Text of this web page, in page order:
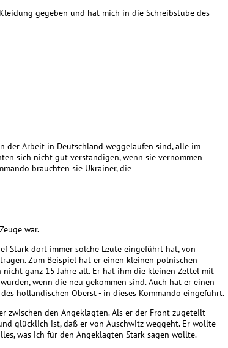
gegeben und hat mich in die Schreibstube des
der Arbeit in Deutschland weggelaufen sind, alle im
sich nicht gut verständigen, wenn sie vernommen
brauchten sie Ukrainer, die
war.
Stark dort immer solche Leute eingeführt hat, von
Zum Beispiel hat er einen kleinen polnischen
nicht ganz 15 Jahre alt. Er hat ihm die kleinen Zettel mit
wenn die neu gekommen sind. Auch hat er einen
holländischen Oberst - in dieses Kommando eingeführt.
zwischen den Angeklagten. Als er der Front zugeteilt
glücklich ist, daß er von Auschwitz weggeht. Er wollte
was ich für den Angeklagten Stark sagen wollte.